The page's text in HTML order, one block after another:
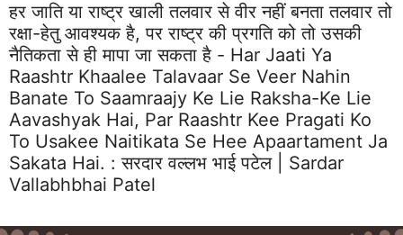
हर जाति या राष्ट्र खाली तलवार से वीर नहीं बनता तलवार तो
रक्षा-हेतु आवश्यक है, पर राष्ट्र की प्रगति को तो उसकी
नैतिकता से ही मापा जा सकता है - Har Jaati Ya
Raashtr Khaalee Talavaar Se Veer Nahin
Banate To Saamraajy Ke Lie Raksha-Ke Lie
Aavashyak Hai, Par Raashtr Kee Pragati Ko
To Usakee Naitikata Se Hee Apaartament Ja
Sakata Hai. :सरदार वल्लभ भाई पटेल | Sardar
Vallabhbhai Patel